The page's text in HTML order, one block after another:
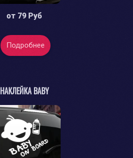
от 79 Руб
Подробнее
НАКЛЕЙКА BABY